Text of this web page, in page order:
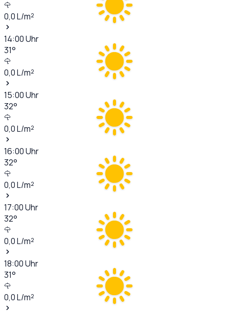
0,0L/m²
14:00Uhr
31°
0,0L/m²
15:00Uhr
32°
0,0L/m²
16:00Uhr
32°
0,0L/m²
17:00Uhr
32°
0,0L/m²
18:00Uhr
31°
0,0L/m²